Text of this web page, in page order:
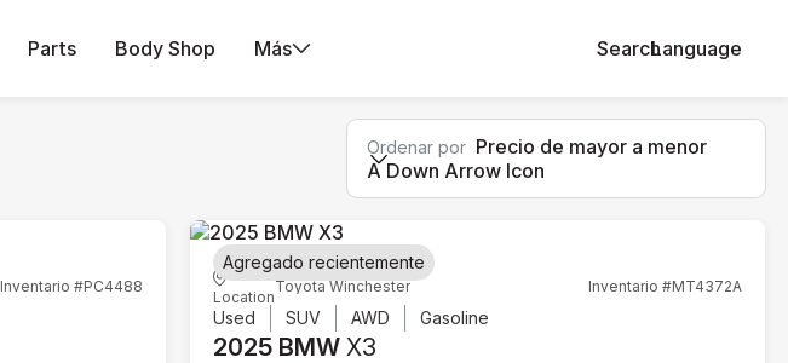
Parts Body Shop Más SearchLanguage
Ordenar por Precio de mayor a menor
A Down Arrow Icon
Inventario #PC4488
Location
Toyota Winchester Inventario #MT4372A
Used SUV AWD Gasoline
2025 BMWX3
Agregado recientemente